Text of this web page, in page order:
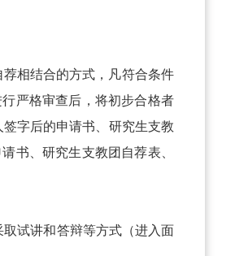
相结合的方式，凡符合条件
严格审查后，将初步合格者
字后的申请书、研究生支教
书、研究生支教团自荐表、
试讲和答辩等方式（进入面